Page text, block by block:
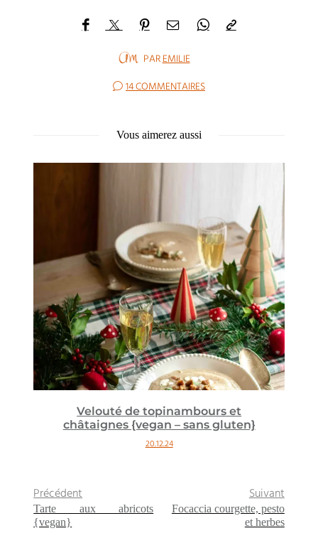
PAREMILIE
14 COMMENTAIRES
Vous aimerez aussi
Velouté de topinambours et
châtaignes {vegan – sans gluten}
20.12.24
Précédent
Tarte aux abricots
{vegan}
Suivant
Focaccia courgette, pesto
et herbes